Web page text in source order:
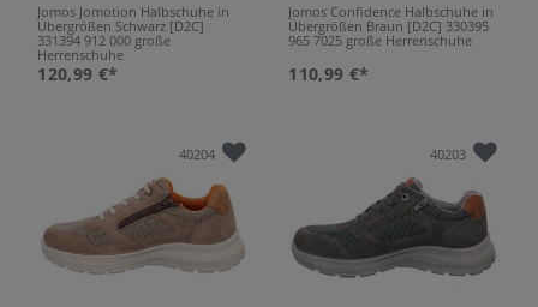
Jomos Jomotion Halbschuhe in
Übergrößen Schwarz [D2C]
331394 912 000 große
Herrenschuhe
120,99 €*
Jomos Confidence Halbschuhe in
Übergrößen Braun [D2C] 330395
965 7025 große Herrenschuhe
110,99 €*
40204 40203